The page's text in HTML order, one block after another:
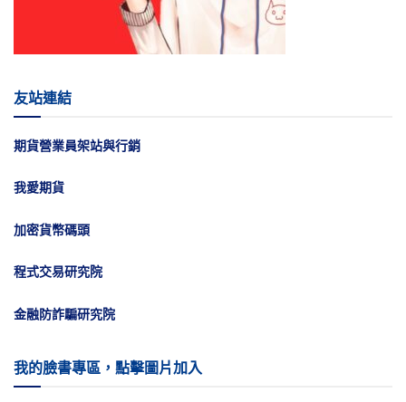
友站連結
期貨營業員架站與行銷
我愛期貨
加密貨幣碼頭
程式交易研究院
金融防詐騙研究院
我的臉書專區，點擊圖片加入